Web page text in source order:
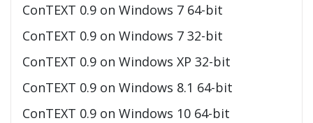
ConTEXT 0.9 on Windows 7 64-bit
ConTEXT 0.9 on Windows 7 32-bit
ConTEXT 0.9 on Windows XP 32-bit
ConTEXT 0.9 on Windows 8.1 64-bit
ConTEXT 0.9 on Windows 10 64-bit